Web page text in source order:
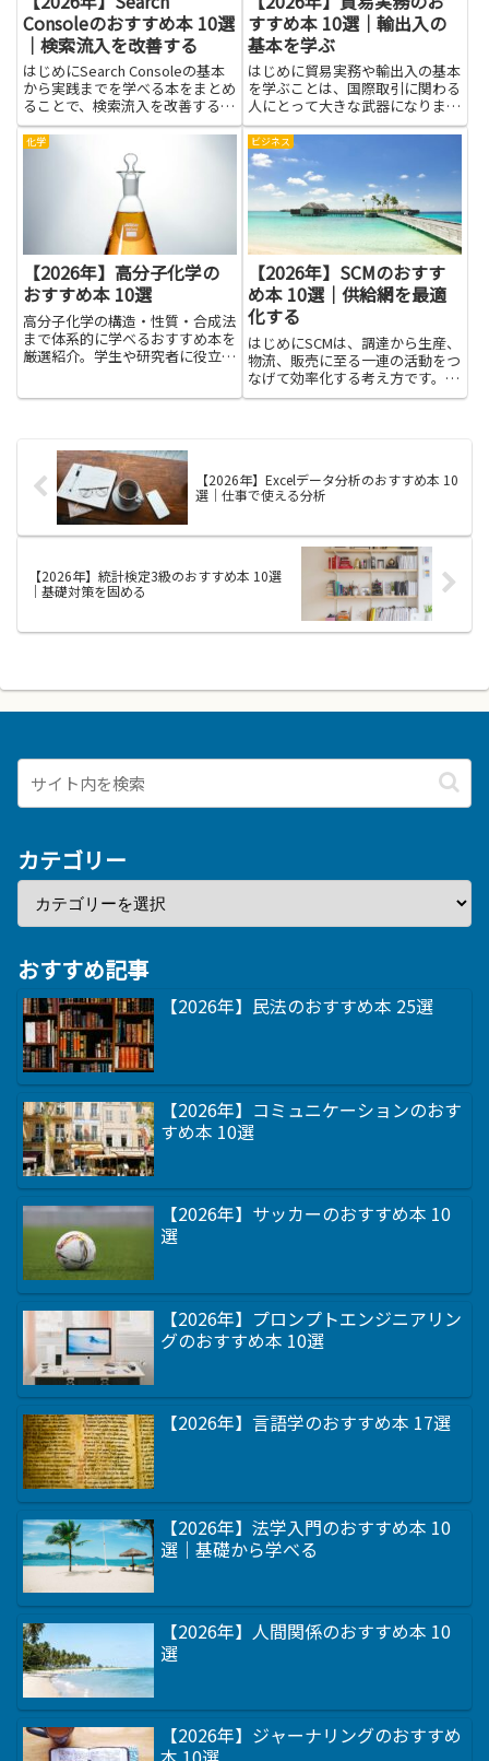
Consoleのおすすめ本 10選
｜検索流入を改善する
はじめにSearch Consoleの基本
から実践までを学べる本をまとめ
ることで、検索流入を改善するた
めの近道がわかります。データの
読み方やエラー対処、インデック
スやクローリングの仕組みを理解
すれば、何が原因で流入が伸び悩
んでいるかを自分で...
すすめ本 10選｜輸出入の
基本を学ぶ
はじめに貿易実務や輸出入の基本
を学ぶことは、国際取引に関わる
人にとって大きな武器になりま
す。基礎用語や手続き、通関や書
類の扱い方を理解すると、現場で
の判断が早くなり、ミスや手戻り
を減らす助けになります。輸送や
保険、決済の仕組みを知っておく
と...
化学
【2026年】高分子化学の
おすすめ本 10選
高分子化学の構造・性質・合成法
まで体系的に学べるおすすめ本を
厳選紹介。学生や研究者に役立つ
ビジネス
【2026年】SCMのおすす
め本 10選｜供給網を最適
化する
はじめにSCMは、調達から生産、
物流、販売に至る一連の活動をつ
なげて効率化する考え方です。供
給網を最適化する知識を身につけ
連...
【2026年】Excelデータ分析のおすすめ本 10
選｜仕事で使える分析
【2026年】統計検定3級のおすすめ本 10選
｜基礎対策を固める
カテゴリー
おすすめ記事
【2026年】民法のおすすめ本 25選
【2026年】コミュニケーションのおす
すめ本 10選
【2026年】サッカーのおすすめ本 10
選
【2026年】プロンプトエンジニアリン
グのおすすめ本 10選
【2026年】言語学のおすすめ本 17選
【2026年】法学入門のおすすめ本 10
選｜基礎から学べる
【2026年】人間関係のおすすめ本 10
選
【2026年】ジャーナリングのおすすめ